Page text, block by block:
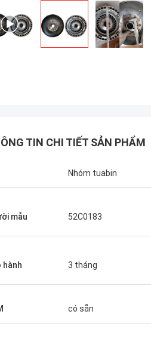
TIN CHI TIẾT SẢN PHẨM
Nhóm tuabin
mẫu 52C0183
hành 3 tháng
có sẵn